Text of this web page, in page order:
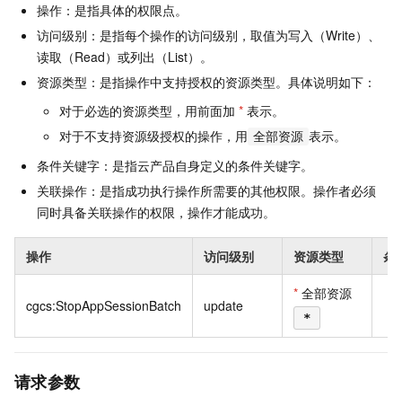
操作：是指具体的权限点。
访问级别：是指每个操作的访问级别，取值为写入（Write）、
读取（Read）或列出（List）。
资源类型：是指操作中支持授权的资源类型。具体说明如下：
对于必选的资源类型，用前面加 * 表示。
对于不支持资源级授权的操作，用 全部资源 表示。
条件关键字：是指云产品自身定义的条件关键字。
关联操作：是指成功执行操作所需要的其他权限。操作者必须
同时具备关联操作的权限，操作才能成功。
操作 访问级别 资源类型 条
cgcs:StopAppSessionBatch update
* 全部资源
*
请求参数